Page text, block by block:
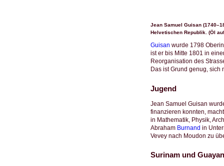
Jean Samuel Guisan
Helvetischen Republik. (Öl
Guisan wurde 1798
ist er bis Mitte 1801 in
Reorganisation des
Das ist Grund genug,
Jugend
Jean Samuel Guisan
finanzieren konnten,
in Mathematik, Physik,
Abraham Burnand in
Vevey nach Moudon zu
Surinam und